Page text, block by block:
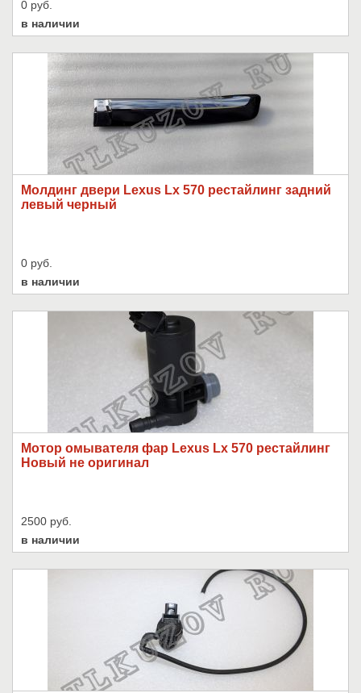
0 руб.
в наличии
Молдинг двери Lexus Lx 570 рестайлинг задний
левый черный
0 руб.
в наличии
Мотор омывателя фар Lexus Lx 570 рестайлинг
Новый не оригинал
2500 руб.
в наличии